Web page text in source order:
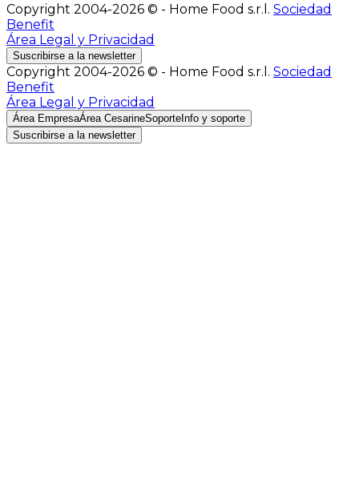
Copyright 2004-2026 © - Home Food s.r.l. Sociedad
Benefit
Área Legal y Privacidad
Suscribirse a la newsletter
Copyright 2004-2026 © - Home Food s.r.l. Sociedad
Benefit
Área Legal y Privacidad
Área EmpresaÁrea CesarineSoporte Info y soporte
Suscribirse a la newsletter